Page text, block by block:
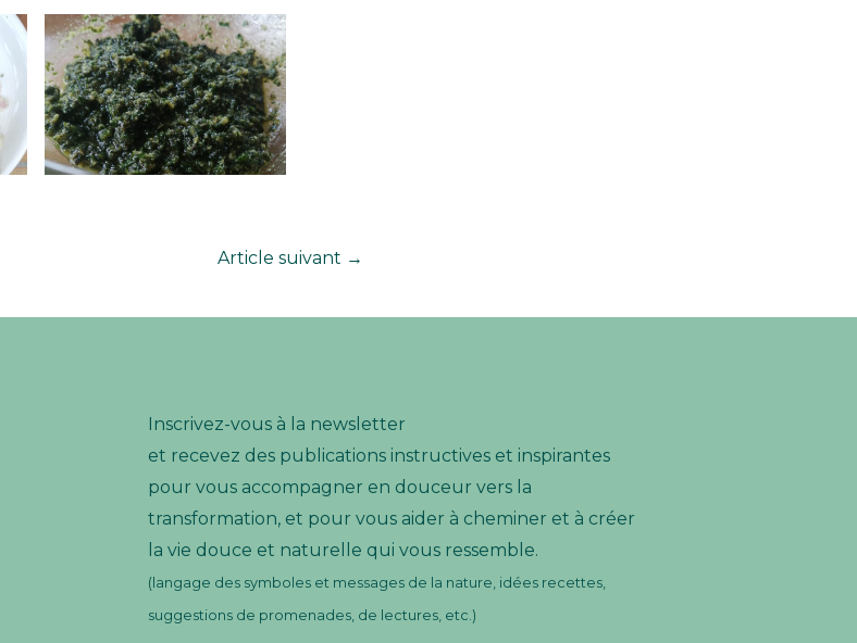
Article suivant →
Inscrivez-vous à la newsletter
et recevez des publications instructives et inspirantes
pour vous accompagner en douceur vers la
transformation, et pour vous aider à cheminer et à créer
la vie douce et naturelle qui vous ressemble.
(langage des symboles et messages de la nature, idées recettes,
suggestions de promenades, de lectures, etc.)